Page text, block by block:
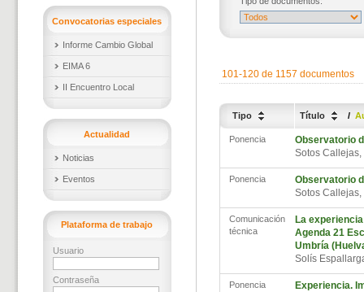
Convocatorias especiales
Informe Cambio Global
EIMA 6
II Encuentro Local
Actualidad
Noticias
Eventos
Plataforma de trabajo
Usuario
Contraseña
101-120 de 1157 documentos
Tipo Título /
Ponencia
Observatorio
Sotos
Ponencia
Observatorio
Sotos
Comunicación
técnica
La
Agenda 21
Umbría
Solís
Ponencia
Experiencia.